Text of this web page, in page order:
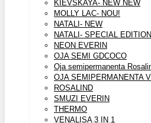
KIEVSKAYA- NEW NEW
MOLLY LAC- NOU!
NATALI- NEW
NATALI- SPECIAL EDITION
NEON EVERIN
OJA SEMI GDCOCO
Oja semipermanenta
OJA SEMIPERMANENTA
ROSALIND
SMUZI EVERIN
THERMO
VENALISA 3 IN 1